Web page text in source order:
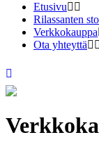
Etusivu
Rilassanten
Verkkokauppa
Ota yhteyttä